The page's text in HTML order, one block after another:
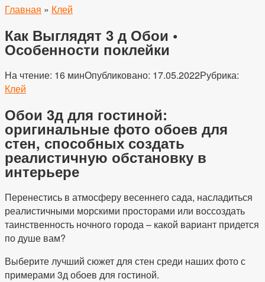
Главная » Клей
Как Выглядят 3 д Обои •
Особенности поклейки
На чтение: 16 минОпубликовано: 17.05.2022Рубрика:
Клей
Обои 3д для гостиной:
оригинальные фото обоев для
стен, способных создать
реалистичную обстановку в
интерьере
Перенестись в атмосферу весеннего сада, насладиться
реалистичными морскими просторами или воссоздать
таинственность ночного города – какой вариант придется
по душе вам?
Выберите лучший сюжет для стен среди наших фото с
примерами 3д обоев для гостиной.